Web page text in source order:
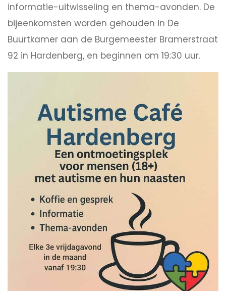
informatie-uitwisseling en thema-avonden. De
bijeenkomsten worden gehouden in De
Buurtkamer aan de Burgemeester Bramerstraat
92 in Hardenberg, en beginnen om 19:30 uur.